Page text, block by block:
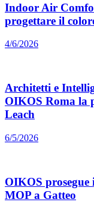
Indoor Air
progettare il
4/6/2026
Architetti e
OIKOS Roma la
Leach
6/5/2026
OIKOS
MOP a Gatteo